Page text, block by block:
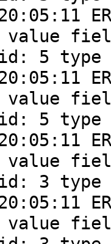
value
5 type
value
5 type
value
3 type
value